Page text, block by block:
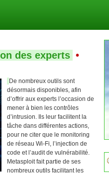
des experts •
De nombreux outils sont
désormais disponibles, afin
d’offrir aux experts l’occasion de
mener à bien les contrôles
d’intrusion. Ils leur facilitent la
tâche dans différentes actions,
pour ne citer que le monitoring
de réseau Wi-Fi, l’injection de
code et l’audit de vulnérabilité.
Metasploit fait partie de ses
nombreux outils facilitant les